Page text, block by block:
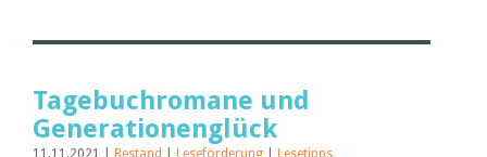
Tagebuchromane und
Generationenglück
11.11.2021 | Bestand Leseförderung Lesetipps